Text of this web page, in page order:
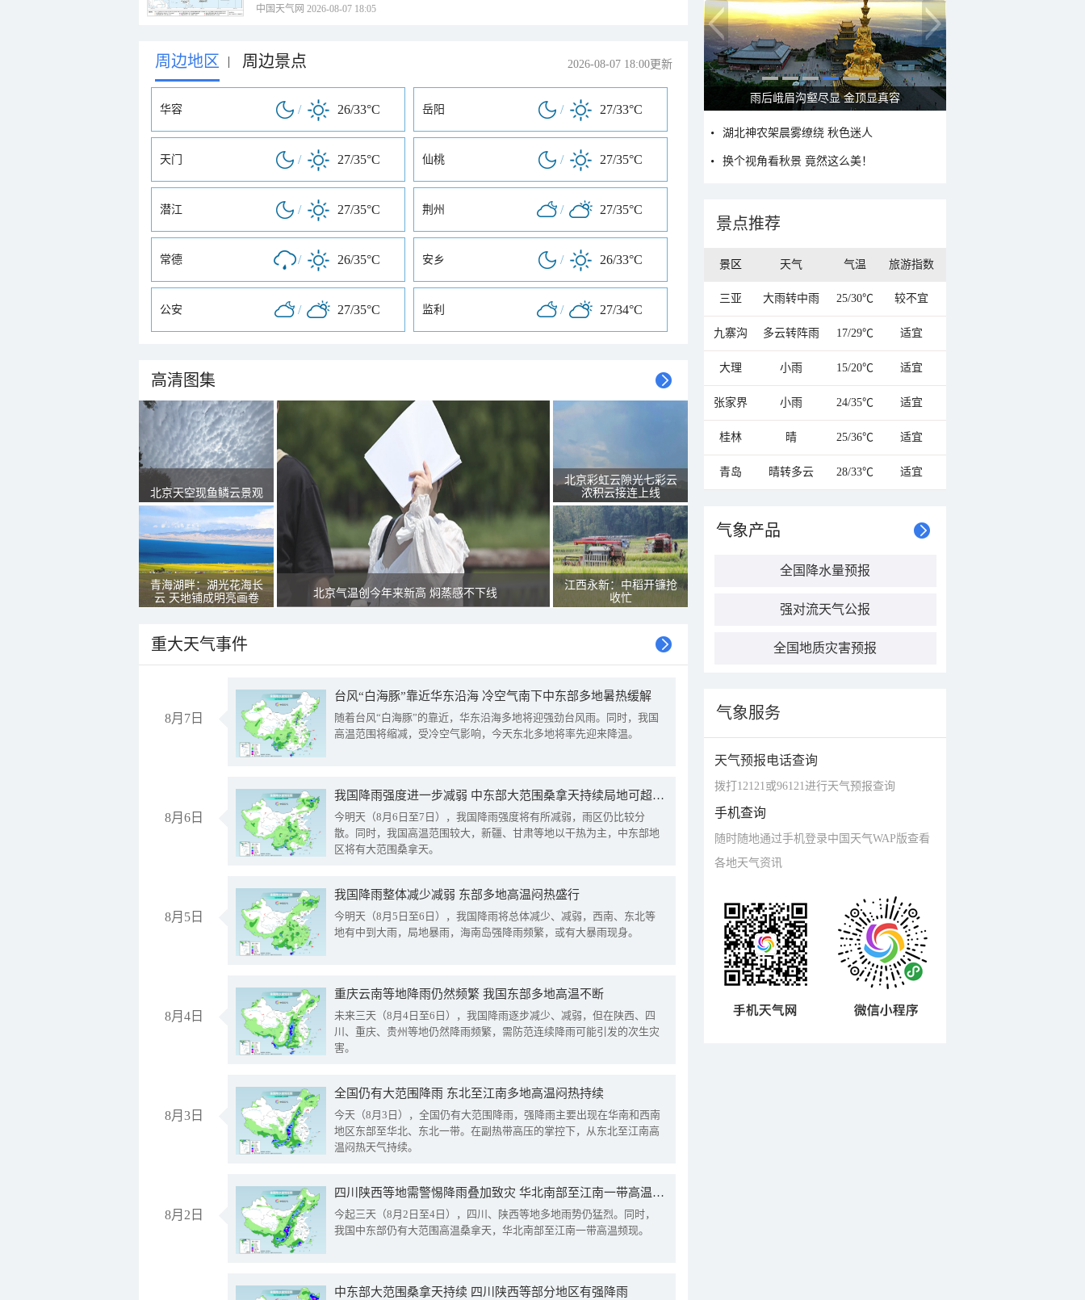
中国天气网 2026-08-07 18:05
周边地区 | 周边景点 2026-08-07 18:00更新
华容 / 26/33°C 岳阳 / 27/33°C
天门 / 27/35°C 仙桃 / 27/35°C
潜江 / 27/35°C 荆州 / 27/35°C
常德 / 26/35°C 安乡 / 26/33°C
公安 / 27/35°C 监利 / 27/34°C
高清图集
北京天空现鱼鳞云景观
青海湖畔：湖光花海长
云 天地铺成明亮画卷
北京气温创今年来新高 焖蒸感不下线
北京彩虹云隙光七彩云
浓积云接连上线
江西永新：中稻开镰抢
收忙
重大天气事件
8月7日
台风“白海豚”靠近华东沿海 冷空气南下中东部多地暑热缓解
随着台风“白海豚”的靠近，华东沿海多地将迎强劲台风雨。同时，我国
高温范围将缩减，受冷空气影响，今天东北多地将率先迎来降温。
8月6日
我国降雨强度进一步减弱 中东部大范围桑拿天持续局地可超38℃
今明天（8月6日至7日），我国降雨强度将有所减弱，雨区仍比较分
散。同时，我国高温范围较大，新疆、甘肃等地以干热为主，中东部地
区将有大范围桑拿天。
8月5日
我国降雨整体减少减弱 东部多地高温闷热盛行
今明天（8月5日至6日），我国降雨将总体减少、减弱，西南、东北等
地有中到大雨，局地暴雨，海南岛强降雨频繁，或有大暴雨现身。
8月4日
重庆云南等地降雨仍然频繁 我国东部多地高温不断
未来三天（8月4日至6日），我国降雨逐步减少、减弱，但在陕西、四
川、重庆、贵州等地仍然降雨频繁，需防范连续降雨可能引发的次生灾
害。
8月3日
全国仍有大范围降雨 东北至江南多地高温闷热持续
今天（8月3日），全国仍有大范围降雨，强降雨主要出现在华南和西南
地区东部至华北、东北一带。在副热带高压的掌控下，从东北至江南高
温闷热天气持续。
8月2日
四川陕西等地需警惕降雨叠加致灾 华北南部至江南一带高温频现
今起三天（8月2日至4日），四川、陕西等地多地雨势仍猛烈。同时，
我国中东部仍有大范围高温桑拿天，华北南部至江南一带高温频现。
中东部大范围桑拿天持续 四川陕西等部分地区有强降雨
雨后峨眉沟壑尽显 金顶显真容
湖北神农架晨雾缭绕 秋色迷人
换个视角看秋景 竟然这么美！
景点推荐
景区 天气 气温 旅游指数
三亚 大雨转中雨 25/30℃ 较不宜
九寨沟 多云转阵雨 17/29℃ 适宜
大理 小雨 15/20℃ 适宜
张家界 小雨 24/35℃ 适宜
桂林 晴 25/36℃ 适宜
青岛 晴转多云 28/33℃ 适宜
气象产品
全国降水量预报
强对流天气公报
全国地质灾害预报
气象服务
天气预报电话查询
拨打12121或96121进行天气预报查询
手机查询
随时随地通过手机登录中国天气WAP版查看
各地天气资讯